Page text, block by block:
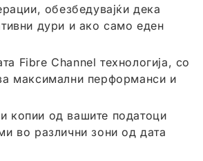
обезбедувајќи дека
дури и ако само еден
Fibre Channel технологија, со
максимални перформанси и
копии од вашите податоци
во различни зони од дата